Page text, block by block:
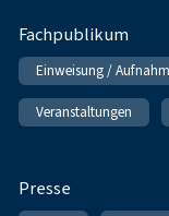
Fachpublikum
Einweisung /
Veranstaltungen
Presse